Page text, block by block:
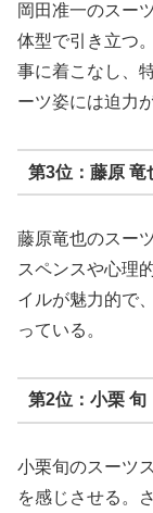
岡田准一のスー
体型で引き立つ
事に着こなし、
ーツ姿には迫力
第3位：藤原 竜
藤原竜也のスー
スペンスや心理
イルが魅力的で
っている。
第2位：小栗 旬
小栗旬のスーツ
を感じさせる。